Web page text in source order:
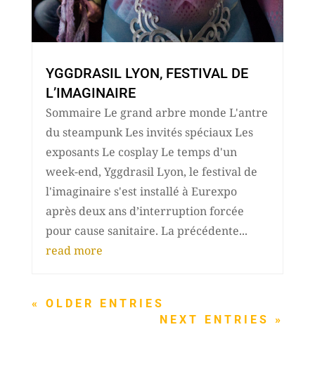
YGGDRASIL LYON, FESTIVAL DE
L’IMAGINAIRE
Sommaire Le grand arbre monde L'antre
du steampunk Les invités spéciaux Les
exposants Le cosplay Le temps d'un
week-end, Yggdrasil Lyon, le festival de
l'imaginaire s'est installé à Eurexpo
après deux ans d’interruption forcée
pour cause sanitaire. La précédente...
read more
« OLDER ENTRIES
NEXT ENTRIES »